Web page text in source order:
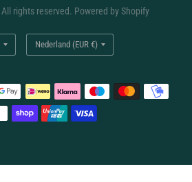
rights reserved. Powered by Shopify
regio
Land/regio
bijwerken